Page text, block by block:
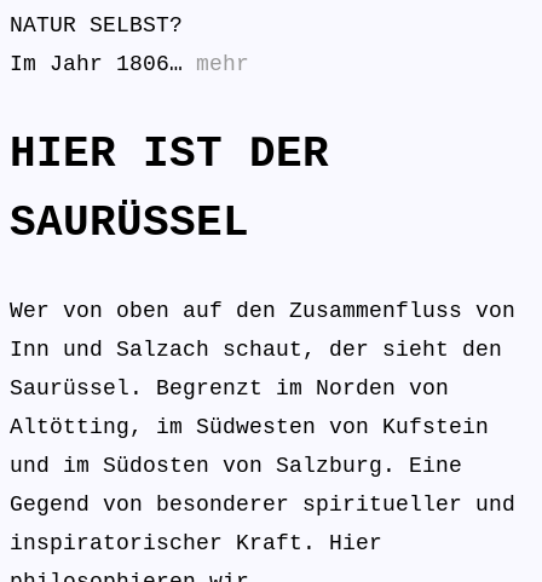
NATUR SELBST?
Im Jahr 1806… mehr
HIER IST DER
SAURÜSSEL
Wer von oben auf den Zusammenfluss von
Inn und Salzach schaut, der sieht den
Saurüssel. Begrenzt im Norden von
Altötting, im Südwesten von Kufstein
und im Südosten von Salzburg. Eine
Gegend von besonderer spiritueller und
inspiratorischer Kraft. Hier